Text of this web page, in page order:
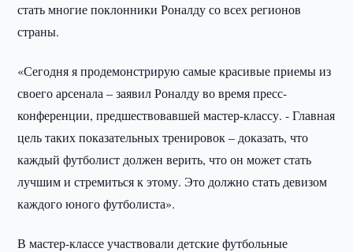
стать многие поклонники Роналду со всех регионов
страны.
«Сегодня я продемонстрирую самые красивые приемы из
своего арсенала – заявил Роналду во время пресс-
конференции, предшествовавшей мастер-классу. - Главная
цель таких показательных тренировок – доказать, что
каждый футболист должен верить, что он может стать
лучшим и стремиться к этому. Это должно стать девизом
каждого юного футболиста».
В мастер-классе участвовали детские футбольные